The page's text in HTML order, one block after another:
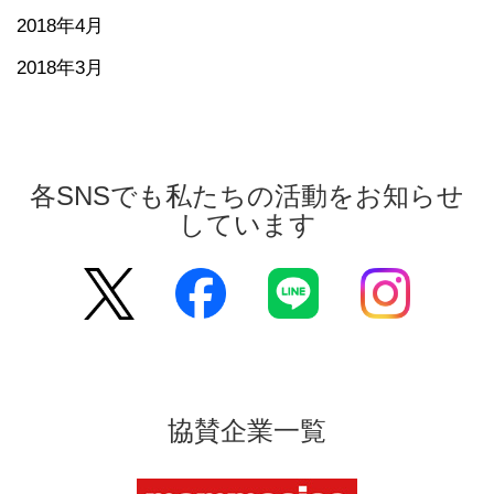
2018年4月
2018年3月
各SNSでも私たちの活動をお知らせ
しています
協賛企業一覧